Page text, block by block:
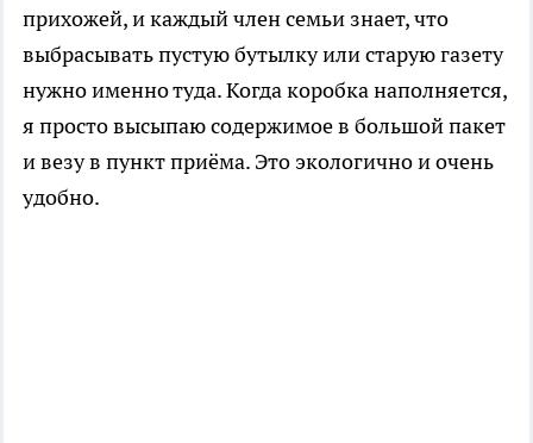
прихожей, и каждый член семьи знает, что
выбрасывать пустую бутылку или старую газету
нужно именно туда. Когда коробка наполняется,
я просто высыпаю содержимое в большой пакет
и везу в пункт приёма. Это экологично и очень
удобно.